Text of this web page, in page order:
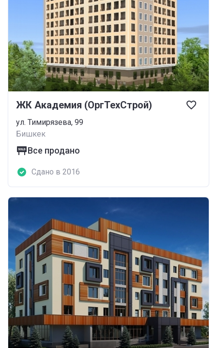
ЖК Академия (ОргТехСтрой)
ул. Тимирязева, 99
Бишкек
Все продано
Сдано в 2016